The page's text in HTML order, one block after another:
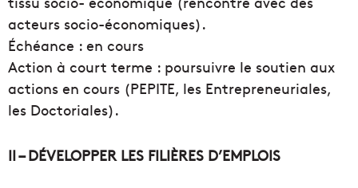
acteurs socio-économiques).
Échéance : en cours
Action à court terme : poursuivre le soutien aux
actions en cours (PEPITE, les Entrepreneuriales,
les Doctoriales).
II – DÉVELOPPER LES FILIÈRES D’EMPLOIS